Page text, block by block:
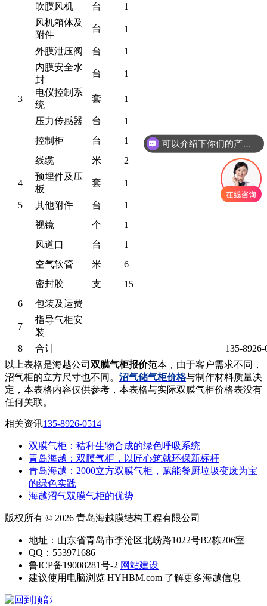
吹膜风机
台
1
风机箱体及
附件
台 1
外膜泄压阀 台
1
内膜安全水
封
台 1
3
电仪控制系
统
套 1
压力传感器 台
1
控制柜
台
1
线缆
米 2
4
预埋件及压
板
套 1
5 其他附件 台
1
视镜
个
1
风道口
台
1
空气软管
米
6
密封胶
支
15
6
包装及运费
7
指导气柜安
装
8
合计
135-8926-
以上表格是海越公司 双膜气柜报价范本，由于客户需求不同，
沼气柜的立方尺寸也不同。 沼气储气柜价格与制作材料质量决
定，本表格内容仅供参考，本表格与实际双膜气柜价格表没有
任何关联。
相关资讯135-8926-0514
双膜气柜：秸秆生物合成的绿色呼吸系统
青岛海越：双膜气柜，以匠心筑就环保新标杆
‌青岛海越：2000立方双膜气柜，赋能餐厨垃圾变废为宝
的绿色实践
海越沼气双膜气柜的优势
版权所有 © 2026 青岛海越膜结构工程有限公司
地址：山东省青岛市李沧区北崂路1022号B2栋206室
QQ：553971686
鲁ICP备19008281号-2 网站建设
建议使用电脑浏览 HYHBM.com 了解更多海越信息
可以介绍下你们的产品么？